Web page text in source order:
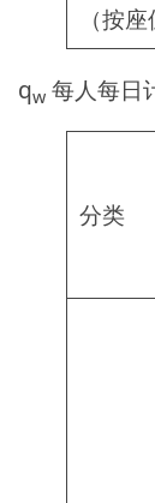
（按座
qw 每人每日
分类